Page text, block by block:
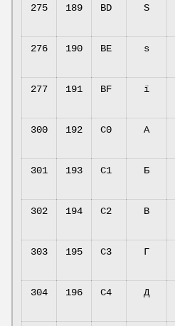
275 189 BD Ѕ
276 190 BE ѕ
277 191 BF ї
300 192 C0 А
301 193 C1 Б
302 194 C2 В
303 195 C3 Г
304 196 C4 Д